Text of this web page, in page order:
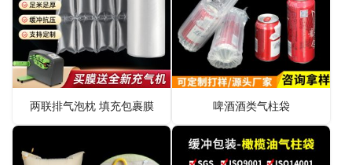
两联排气泡枕 填充包裹膜 啤酒酒类气柱袋